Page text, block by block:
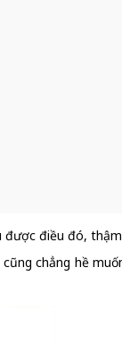
điều đó,
chẳng hề